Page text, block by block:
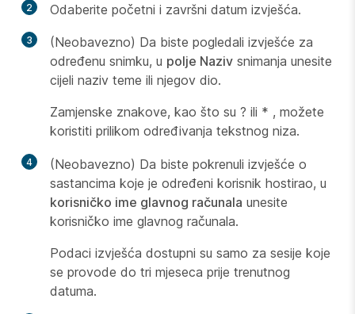
2 Odaberite početni i završni datum izvješća.
3
(Neobavezno) Da biste pogledali izvješće za
određenu snimku, u polje Naziv snimanja unesite
cijeli naziv teme ili njegov dio.
Zamjenske znakove, kao što su ? ili * , možete
koristiti prilikom određivanja tekstnog niza.
4
(Neobavezno) Da biste pokrenuli izvješće o
sastancima koje je određeni korisnik hostirao, u
korisničko ime glavnog računala unesite
korisničko ime glavnog računala.
Podaci izvješća dostupni su samo za sesije koje
se provode do tri mjeseca prije trenutnog
datuma.